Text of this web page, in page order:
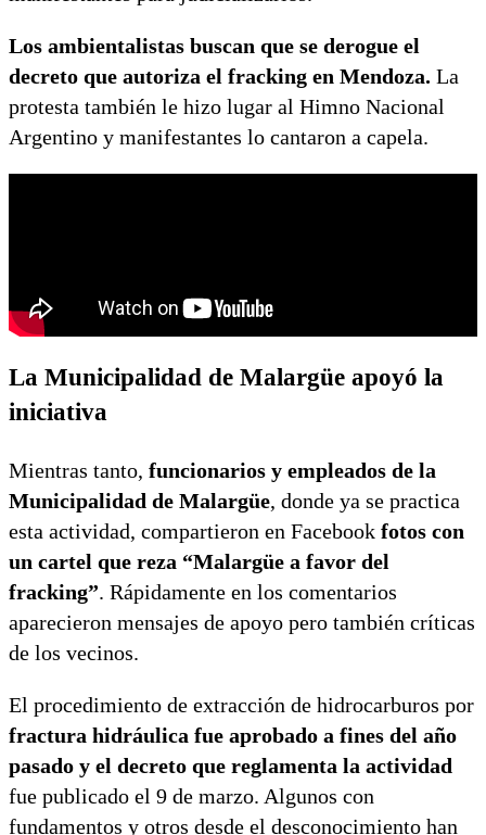
Los ambientalistas buscan que se derogue el
decreto que autoriza el fracking en Mendoza. La
protesta también le hizo lugar al Himno Nacional
Argentino y manifestantes lo cantaron a capela.
La Municipalidad de Malargüe apoyó la
iniciativa
Mientras tanto, funcionarios y empleados de la
Municipalidad de Malargüe, donde ya se practica
esta actividad, compartieron en Facebook fotos con
un cartel que reza “Malargüe a favor del
fracking”. Rápidamente en los comentarios
aparecieron mensajes de apoyo pero también críticas
de los vecinos.
El procedimiento de extracción de hidrocarburos por
fractura hidráulica fue aprobado a fines del año
pasado y el decreto que reglamenta la actividad
fue publicado el 9 de marzo. Algunos con
fundamentos y otros desde el desconocimiento han